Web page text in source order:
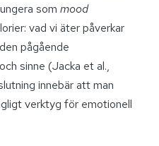
som mood
vad vi äter påverkar
pågående
sinne (Jacka et al.,
innebär att man
verktyg för emotionell